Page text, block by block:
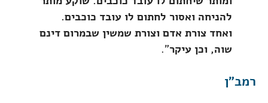
להניחה ואסור לחתום לו עובד כוכבים.
ואחד צורת אדם וצורת שמשין שבמרום דינם
שוה, וכן עיקר".
רמב"ן